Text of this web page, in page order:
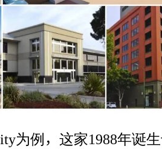
为例，这家1988年诞